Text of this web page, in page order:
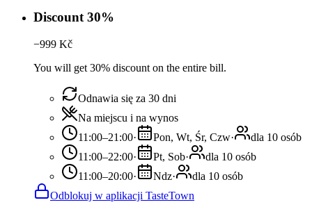
Discount 30%
−999 Kč
You will get 30% discount on the entire bill.
Odnawia się za 30 dni
Na miejscu i na wynos
11:00–21:00· Pon, Wt, Śr, Czw·
dla 10 osób
11:00–22:00· Pt, Sob·
dla 10 osób
11:00–20:00· Ndz·
dla 10 osób
Odblokuj w aplikacji TasteTown